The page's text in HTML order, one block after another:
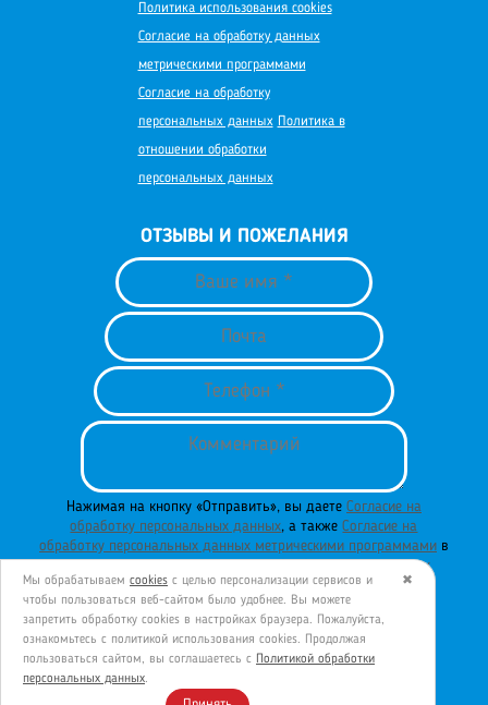
Политика использования cookies
Согласие на обработку данных
метрическими программами
Согласие на обработку
персональных данных
Политика в
отношении обработки
персональных данных
ОТЗЫВЫ И ПОЖЕЛАНИЯ
Нажимая на кнопку «Отправить», вы даете Согласие на
обработку персональных данных, а такжеСогласие на
обработку персональных данных метрическими программамив
Политики обработки персональных
данных.
ОТПРАВИТЬ
✖
Мы обрабатываем cookies с целью персонализации сервисов и
чтобы пользоваться веб-сайтом было удобнее. Вы можете
запретить обработку сookies в настройках браузера. Пожалуйста,
ознакомьтесь с политикой использования cookies. Продолжая
пользоваться сайтом, вы соглашаетесь с Политикой обработки
персональных данных.